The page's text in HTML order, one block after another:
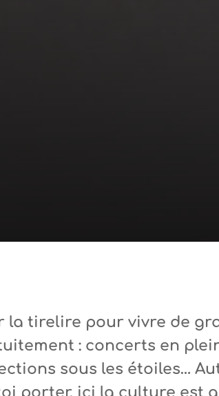
la tirelire pour vivre de
: concerts en
sous les étoiles…
porter, ici la culture est